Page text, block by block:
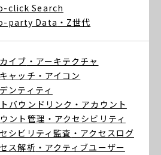
click Search
party Data ・Z世代
イブ ・アーキテクチャ
ャッチ ・アイコン
ンティティ
バウンドリンク ・アカウント
ント管理 ・アクセシビリティ
シビリティ監査 ・アクセスログ
ス解析 ・アクティブユーザー